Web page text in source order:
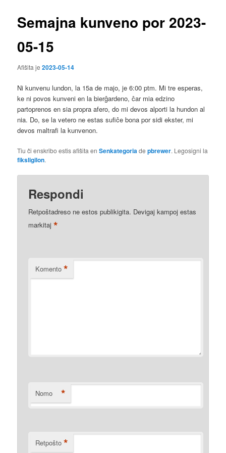
Semajna kunveno por 2023-
05-15
Afiŝita je2023-05-14
Ni kunvenu lundon, la 15a de majo, je 6:00 ptm. Mi tre esperas,
ke ni povos kunveni en la bierĝardeno, ĉar mia edzino
partoprenos en sia propra afero, do mi devos alporti la hundon al
nia. Do, se la vetero ne estas sufiĉe bona por sidi ekster, mi
devos maltrafi la kunvenon.
Tiu ĉi enskribo estis afiŝita enSenkategoriadepbrewer. Legosigni la
fiksligilon.
Respondi
Retpoŝtadreso ne estos publikigita. Devigaj kampoj estas
markitaj*
Komento *
Nomo *
Retpoŝto *